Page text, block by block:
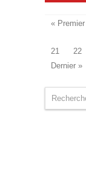
« Premier
21
22
Dernier »